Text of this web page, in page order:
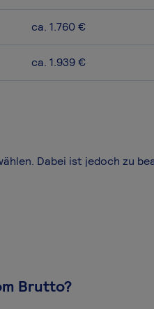
ca. 1.760 €
ca. 1.939 €
Dabei ist jedoch zu
Brutto?